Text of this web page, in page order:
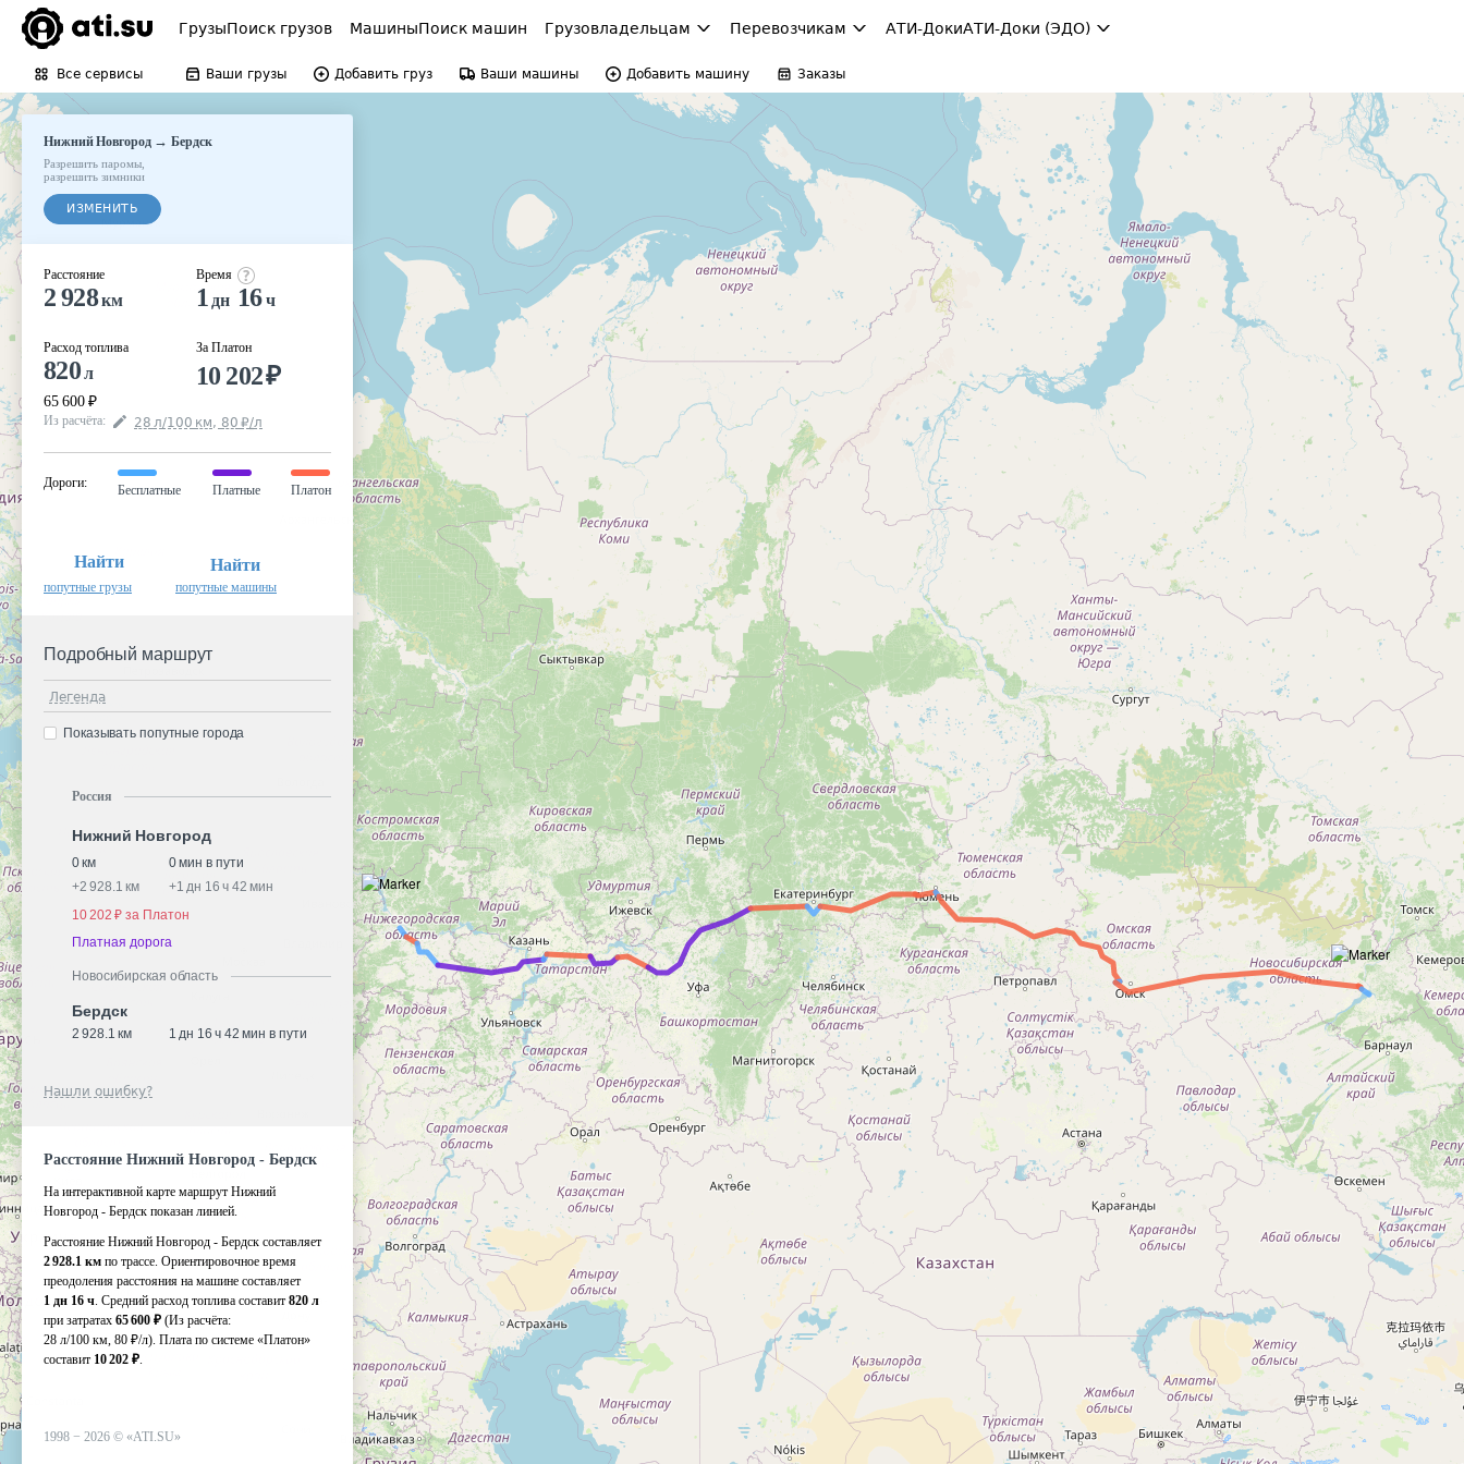
ГрузыПоиск грузов МашиныПоиск машин Грузовладельцам Перевозчикам АТИ-ДокиАТИ-Доки (ЭДО)
Все сервисы Ваши грузы Добавить груз Ваши машины Добавить машину Заказы
Нижний Новгород→Бердск
Разрешить паромы
разрешить зимники
ИЗМЕНИТЬ
Расстояние
2 928км
Расход топлива
820л
65 600 ₽
Время
1 дн 16ч
За Платон
10 202₽
Из расчёта: 28 л/100 км, 80 ₽/л
Дороги:
Бесплатные Платные Платон
Найти
попутные грузы
Найти
попутные машины
Подробный маршрут
Легенда
Показывать попутные города
Россия
Нижний Новгород
0 км
0 мин в пути
+2 928.1 км +1 дн 16 ч 42 мин
10 202 ₽ за Платон
Платная дорога
Новосибирская область
Бердск
2 928.1 км 1 дн 16 ч 42 мин в пути
Нашли ошибку?
Расстояние Нижний Новгород - Бердск
На интерактивной карте маршрут Нижний
Новгород - Бердск показан линией.
Расстояние Нижний Новгород - Бердск составляет
2 928.1 км по трассе. Ориентировочное время
преодоления расстояния на машине составляет
1 дн 16 ч. Средний расход топлива составит 820 л
при затратах 65 600 ₽ (Из расчёта:
28 л/100 км, 80 ₽/л). Плата по системе «Платон»
составит 10 202 ₽.
1998 − 2026 © «ATI.SU»